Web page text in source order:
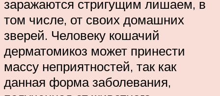
заражаются стригущим лишаем, в
том числе, от своих домашних
зверей. Человеку кошачий
дерматомикоз может принести
массу неприятностей, так как
данная форма заболевания,